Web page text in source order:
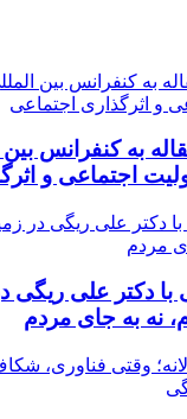
به کنفرانس بین
اجتماعی و
دکتر علی ریگی در
نه به جای مردم